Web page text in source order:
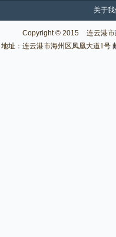
关于
Copyright © 2015
连云港
地址：连云港市海州区凤凰大道1号